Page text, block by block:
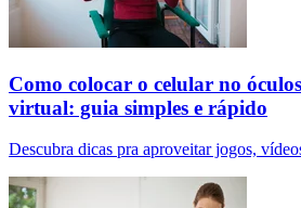
Como colocar o celular no
virtual: guia simples e rápido
Descubra dicas pra aproveitar jogos,